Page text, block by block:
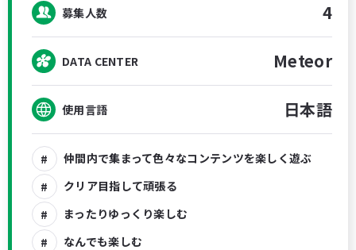
募集人数 4
DATA CENTER Meteor
使用言語 日本語
仲間内で集まって色々なコンテンツを楽しく遊ぶ
クリア目指して頑張る
まったりゆっくり楽しむ
なんでも楽しむ